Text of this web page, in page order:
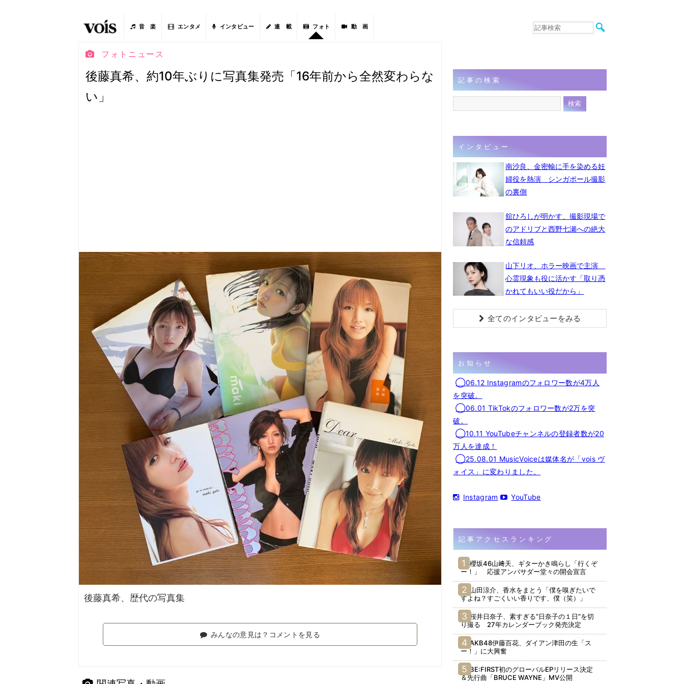
音 楽 エンタメ インタビュー 連 載 フォト 動 画
音楽
連載
フォト
フォトニュース
後藤真希、約10年ぶりに写真集発売「16年前から全然変わらな
い」
後藤真希、歴代の写真集
みんなの意見は？コメントを見る
記事の検索
インタビュー
南沙良、金密輸に手を染める妊
婦役を熱演 シンガポール撮影
の裏側
舘ひろしが明かす、撮影現場で
のアドリブと西野七瀬への絶大
な信頼感
山下リオ、ホラー映画で主演
心霊現象も役に活かす「取り憑
かれてもいい役だから」
全てのインタビューをみる
お知らせ
◯06.12 Instagramのフォロワー数が4万人
を突破。
◯06.01 TikTokのフォロワー数が2万を突
破。
◯10.11 YouTubeチャンネルの登録者数が20
万人を達成！
◯25.08.01 MusicVoiceは媒体名が「vois ヴ
ォイス」に変わりました。
Instagram YouTube
記事アクセスランキング
櫻坂46山﨑天、ギターかき鳴らし「行くぞ
ー！」 応援アンバサダー堂々の開会宣言
山田涼介、香水をまとう「僕を嗅ぎたいで
すよね？すごくいい香りです、僕（笑）」
桜井日奈子、素すぎる“日奈子の１日”を切
り撮る 27年カレンダーブック発売決定
AKB48伊藤百花、ダイアン津田の生「ス
ー！」に大興奮
BE:FIRST初のグローバルEPリリース決定
＆先行曲「BRUCE WAYNE」MV公開